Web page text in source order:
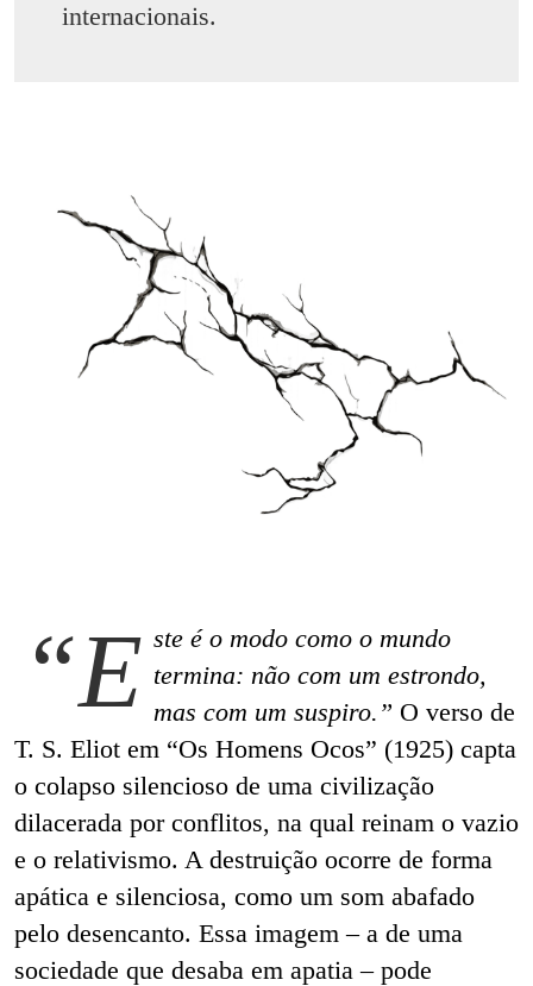
internacionais.
“E ste é o modo como o mundo
termina: não com um estrondo,
mas com um suspiro.” O verso de
T. S. Eliot em “Os Homens Ocos” (1925) capta
o colapso silencioso de uma civilização
dilacerada por conflitos, na qual reinam o vazio
e o relativismo. A destruição ocorre de forma
apática e silenciosa, como um som abafado
pelo desencanto. Essa imagem – a de uma
sociedade que desaba em apatia – pode